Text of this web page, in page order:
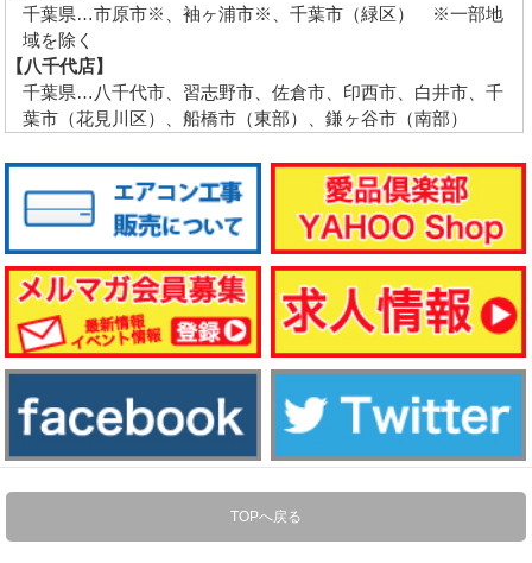
千葉県…市原市※、袖ヶ浦市※、千葉市（緑区） ※一部地
域を除く
【八千代店】
千葉県…八千代市、習志野市、佐倉市、印西市、白井市、千
葉市（花見川区）、船橋市（東部）、鎌ヶ谷市（南部）
TOPへ戻る